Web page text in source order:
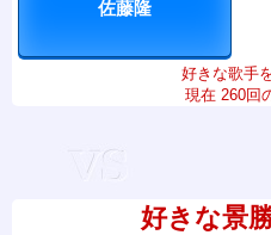
好きな歌手
現在 260回
好きな景